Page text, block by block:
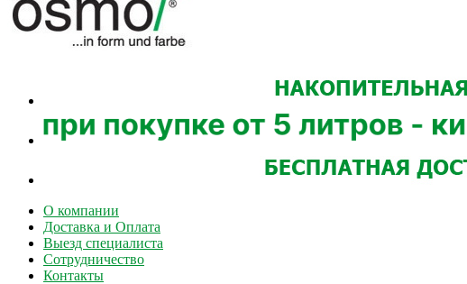
О компании
Доставка и Оплата
Выезд специалиста
Сотрудничество
Контакты